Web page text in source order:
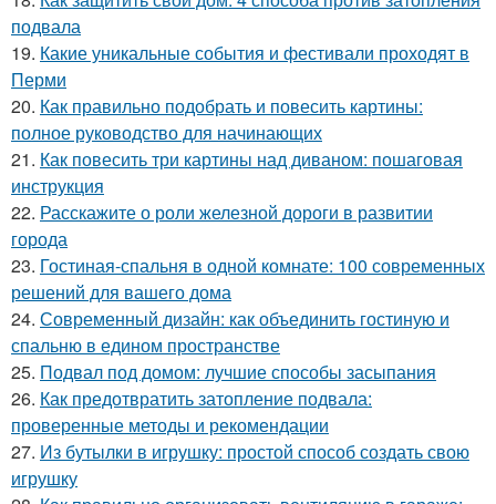
подвала
19. Какие уникальные события и фестивали проходят в
Перми
20. Как правильно подобрать и повесить картины:
полное руководство для начинающих
21. Как повесить три картины над диваном: пошаговая
инструкция
22. Расскажите о роли железной дороги в развитии
города
23. Гостиная-спальня в одной комнате: 100 современных
решений для вашего дома
24. Современный дизайн: как объединить гостиную и
спальню в едином пространстве
25. Подвал под домом: лучшие способы засыпания
26. Как предотвратить затопление подвала:
проверенные методы и рекомендации
27. Из бутылки в игрушку: простой способ создать свою
игрушку